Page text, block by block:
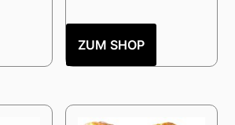
ZUM SHOP